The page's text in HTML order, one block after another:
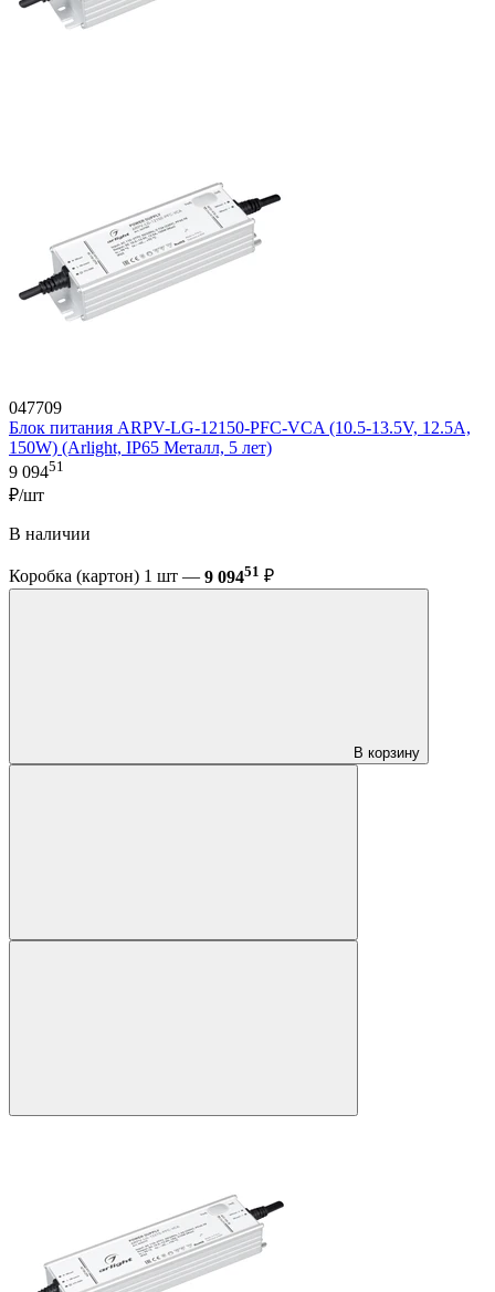
047709
Блок питания ARPV-LG-12150-PFC-VCA (10.5-13.5V, 12.5A,
150W) (Arlight, IP65 Металл, 5 лет)
9 09451
₽/шт
В наличии
Коробка (картон) 1 шт — 9 09451 ₽
В корзину